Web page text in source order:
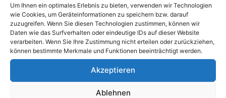
Um Ihnen ein optimales Erlebnis zu bieten, verwenden wir Technologien
wie Cookies, um Geräteinformationen zu speichern bzw. darauf
zuzugreifen. Wenn Sie diesen Technologien zustimmen, können wir
Daten wie das Surfverhalten oder eindeutige IDs auf dieser Website
verarbeiten. Wenn Sie Ihre Zustimmung nicht erteilen oder zurückziehen,
können bestimmte Merkmale und Funktionen beeinträchtigt werden.
Akzeptieren
Ablehnen
days
Filter